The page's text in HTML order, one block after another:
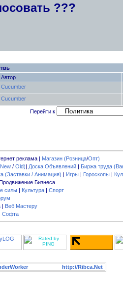
???
Автор
Cucumber
Cucumber
Перейти к
реклама | Магазин (Розница/Опт)
/ Old)| Доска Объявлений | Биржа труда
(Заставки / Анимация) | Игры | Гороскопы |
Бизнеса
силы | Культура | Спорт
| Веб Мастеру
Софта
http://Ribca.Net